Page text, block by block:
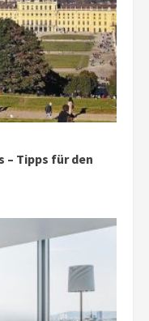
Tipps für den